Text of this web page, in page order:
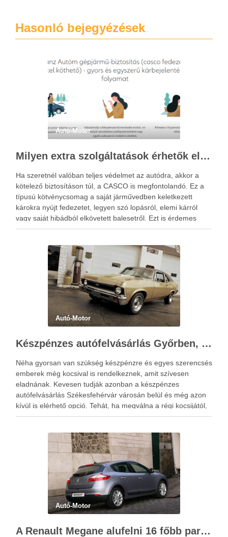
Hasonló bejegyézések
Autó-Motor
Milyen extra szolgáltatások érhetők el a casco biztosítás keretében?
Ha szeretnél valóban teljes védelmet az autódra, akkor a
kötelező biztosításon túl, a CASCO is megfontolandó. Ez a
típusú kötvénycsomag a saját járművedben keletkezett
károkra nyújt fedezetet, legyen szó lopásról, elemi kárról
vagy saját hibádból elkövetett balesetről. Ezt is érdemes
végiggondolni a casco biztosítás megkötése előtt. A
Autó-Motor
Készpénzes autófelvásárlás Győrben, Sopronban és Szombathelyen
Néha gyorsan van szükség készpénzre és egyes szerencsés
emberek még kocsival is rendelkeznek, amit szívesen
eladnának. Kevesen tudják azonban a készpénzes
autófelvásárlás Székesfehérvár városán belül és még azon
kívül is elérhető opció. Tehát, ha megválna a régi kocsijától,
mert éppen tervezi az újabb típusnak a megvásárlását,
Autó-Motor
A Renault Megane alufelni 16 főbb paraméterei